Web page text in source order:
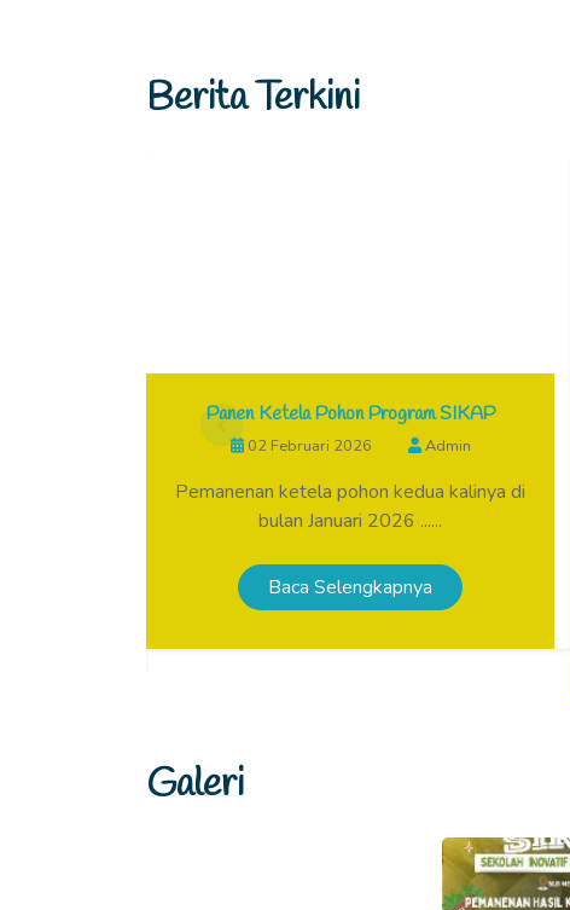
Berita Terkini
Panen Ketela Pohon Program SIKAP
02 Februari 2026 Admin
Pemanenan ketela pohon kedua kalinya di
bulan Januari 2026 ......
Baca Selengkapnya
Galeri